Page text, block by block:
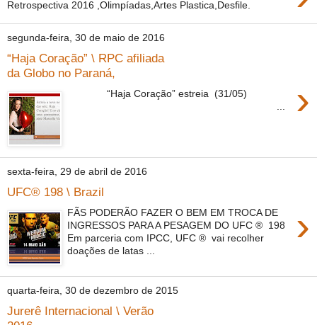
Retrospectiva 2016 ,Olimpíadas,Artes Plastica,Desfile.
segunda-feira, 30 de maio de 2016
“Haja Coração” \ RPC afiliada
da Globo no Paraná,
›
“Haja Coração” estreia (31/05)
sexta-feira, 29 de abril de 2016
UFC® 198 \ Brazil
›
FÃS PODERÃO FAZER O BEM EM TROCA DE
INGRESSOS PARA A PESAGEM DO UFC ® 198
Em parceria com IPCC, UFC ® vai recolher
doações de latas ...
quarta-feira, 30 de dezembro de 2015
Jurerê Internacional \ Verão